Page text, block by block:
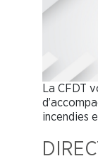
La CFDT
incendies